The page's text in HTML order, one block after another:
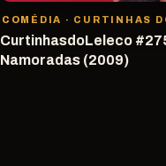
COMÉDIA · CURTINHAS
CurtinhasdoLeleco
Namoradas (2009)